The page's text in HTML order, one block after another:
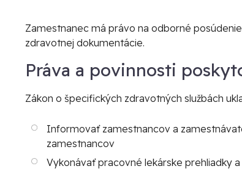
Zamestnanec má právo na odborné
zdravotnej dokumentácie.
Práva a povinnosti
Zákon o špecifických zdravotných službách
Informovať zamestnancov a
zamestnancov
Vykonávať pracovné lekárske prehliadky